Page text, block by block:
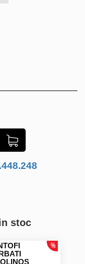
stoc